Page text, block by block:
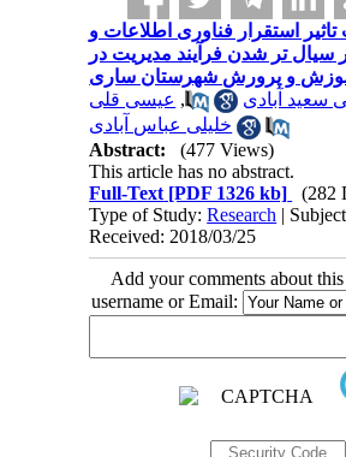
استقرار فناوری اطلاعات و
سیال تر شدن فرآیند مدیریت در
و پرورش شهرستان ساری
سعید آبادی
, عیسی قلی
خلیلی عباس آبادی
Abstract:
(477 Views)
This article has no abstract.
Full-Text [PDF 1326 kb]
(282
Type of Study:Research |
Received: 2018/03/25
Add your comments about
username or Email: